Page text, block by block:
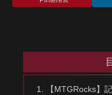
【MTGRocks】